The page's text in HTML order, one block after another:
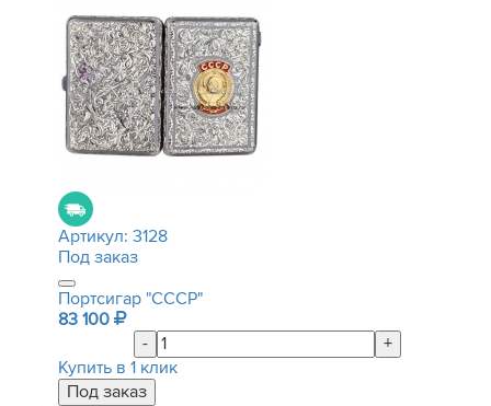
Артикул: 3128
Под заказ
Портсигар "СССР"
83 100
-
+
Купить в 1 клик